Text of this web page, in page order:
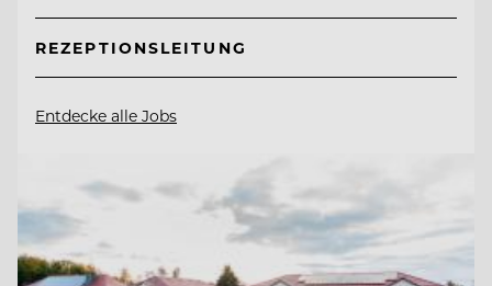
REZEPTIONSLEITUNG
Entdecke alle Jobs